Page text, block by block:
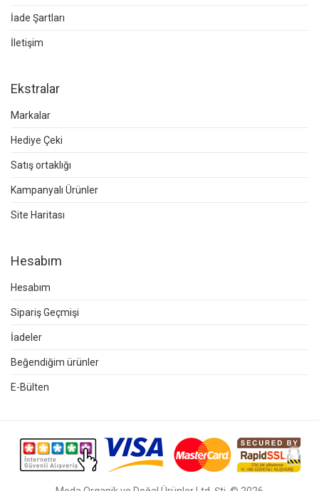
İade Şartları
İletişim
Ekstralar
Markalar
Hediye Çeki
Satış ortaklığı
Kampanyalı Ürünler
Site Haritası
Hesabım
Hesabım
Sipariş Geçmişi
İadeler
Beğendiğim ürünler
E-Bülten